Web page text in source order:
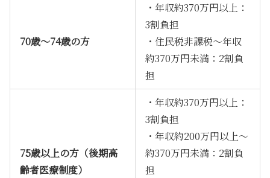
70歳〜74歳の方
・年収約370万円以上：
3割負担
・住民税非課税〜年収
約370万円未満：2割負
担
75歳以上の方（後期高
齢者医療制度）
・年収約370万円以上：
3割負担
・年収約200万円以上〜
約370万円未満：2割負
担